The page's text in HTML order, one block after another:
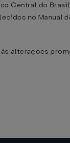
Central do
no Manual
alterações